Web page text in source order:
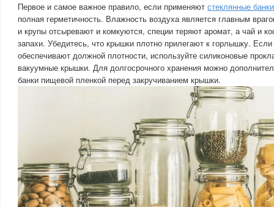
Первое и самое важное правило, если применяют стеклянные
полная герметичность. Влажность воздуха является главным
и крупы отсыревают и комкуются, специи теряют аромат, а чай и
запахи. Убедитесь, что крышки плотно прилегают к горлышку.
обеспечивают должной плотности, используйте силиконовые
вакуумные крышки. Для долгосрочного хранения можно
банки пищевой пленкой перед закручиванием крышки.